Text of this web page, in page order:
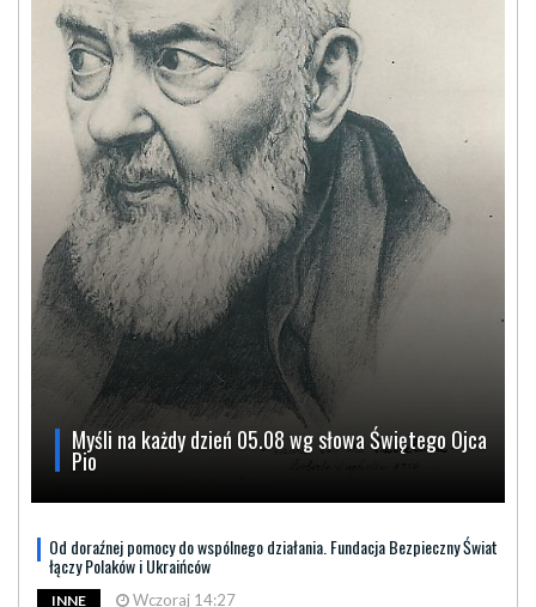
Myśli na każdy dzień 05.08 wg słowa Świętego Ojca
Pio
Od doraźnej pomocy do wspólnego działania. Fundacja Bezpieczny Świat
łączy Polaków i Ukraińców
INNE Wczoraj 14:27